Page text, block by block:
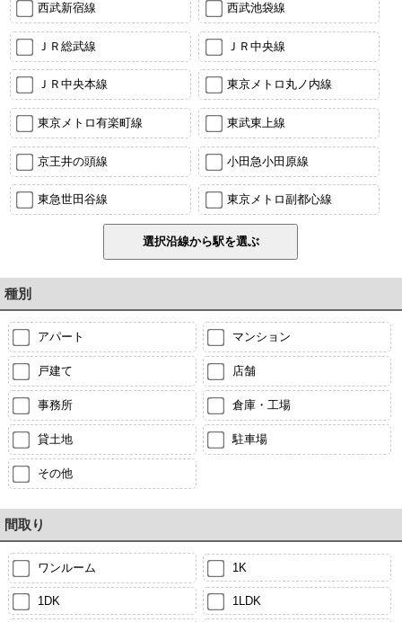
西武新宿線 西武池袋線
ＪＲ総武線 ＪＲ中央線
ＪＲ中央本線 東京メトロ丸ノ内線
東京メトロ有楽町線 東武東上線
京王井の頭線 小田急小田原線
東急世田谷線 東京メトロ副都心線
種別
アパート マンション
戸建て 店舗
事務所 倉庫・工場
貸土地 駐車場
その他
間取り
ワンルーム 1K
1DK 1LDK